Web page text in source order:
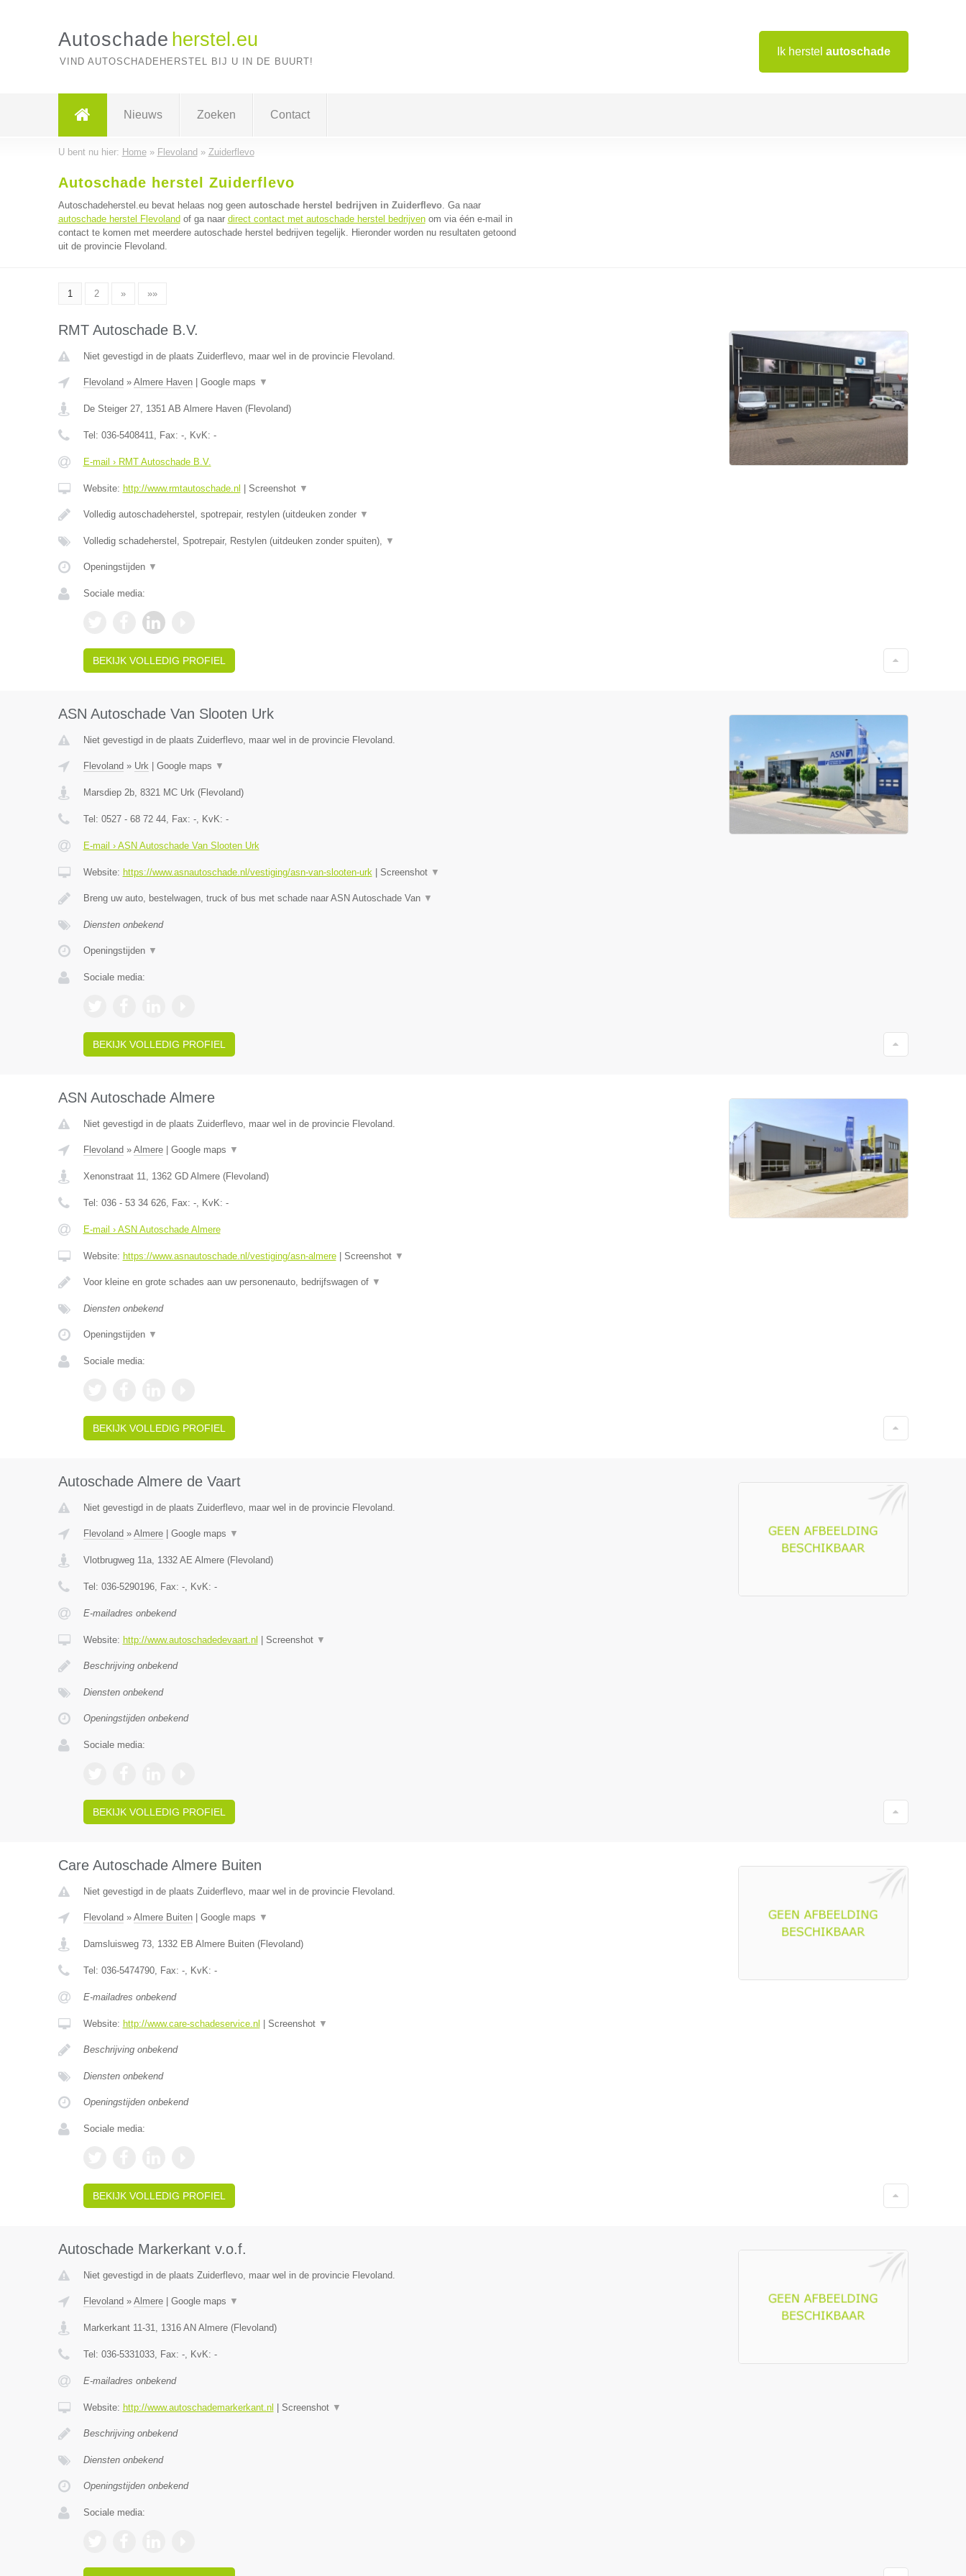
Ik herstel autoschade
Autoschade herstel.eu
VIND AUTOSCHADEHERSTEL BIJ U IN DE BUURT!
Nieuws Zoeken Contact
U bent nu hier: Home» Flevoland » Zuiderflevo
Autoschade herstel Zuiderflevo
Autoschadeherstel.eu bevat helaas nog geen autoschade herstel bedrijven in Zuiderflevo. Ga naar
autoschade herstel Flevoland of ga naar direct contact met autoschade herstel bedrijvenom via één e-mail in
contact te komen met meerdere autoschade herstel bedrijven tegelijk. Hieronder worden nu resultaten getoond
uit de provincie Flevoland.
1 2 » »»
RMT Autoschade B.V.
Niet gevestigd in de plaats Zuiderflevo, maar wel in de provincie Flevoland.
Flevoland » Almere Haven| Google maps ▼
De Steiger 27, 1351 AB Almere Haven(Flevoland)
Tel: 036-5408411, Fax: -, KvK: -
E-mail › RMT Autoschade B.V.
Website: http://www.rmtautoschade.nl Screenshot ▼
Volledig autoschadeherstel, spotrepair, restylen (uitdeuken zonder ▼
Volledig schadeherstel, Spotrepair, Restylen (uitdeuken zonder spuiten), ▼
Openingstijden ▼
Sociale media:
BEKIJK VOLLEDIG PROFIEL
ASN Autoschade Van Slooten Urk
Niet gevestigd in de plaats Zuiderflevo, maar wel in de provincie Flevoland.
Flevoland » Urk| Google maps ▼
Marsdiep 2b, 8321 MC Urk(Flevoland)
Tel: 0527 - 68 72 44, Fax: -, KvK: -
E-mail › ASN Autoschade Van Slooten Urk
Website: https://www.asnautoschade.nl/vestiging/asn-van-slooten-urk| Screenshot ▼
Breng uw auto, bestelwagen, truck of bus met schade naar ASN Autoschade Van ▼
Diensten onbekend
Openingstijden ▼
Sociale media:
BEKIJK VOLLEDIG PROFIEL
ASN Autoschade Almere
Niet gevestigd in de plaats Zuiderflevo, maar wel in de provincie Flevoland.
Flevoland » Almere| Google maps ▼
Xenonstraat 11, 1362 GD Almere(Flevoland)
Tel: 036 - 53 34 626, Fax: -, KvK: -
E-mail › ASN Autoschade Almere
Website: https://www.asnautoschade.nl/vestiging/asn-almere| Screenshot ▼
Voor kleine en grote schades aan uw personenauto, bedrijfswagen of ▼
Diensten onbekend
Openingstijden ▼
Sociale media:
BEKIJK VOLLEDIG PROFIEL
Autoschade Almere de Vaart
Niet gevestigd in de plaats Zuiderflevo, maar wel in de provincie Flevoland.
Flevoland » Almere| Google maps ▼
Vlotbrugweg 11a, 1332 AE Almere(Flevoland)
Tel: 036-5290196, Fax: -, KvK: -
E-mailadres onbekend
Website: http://www.autoschadedevaart.nl Screenshot ▼
Beschrijving onbekend
Diensten onbekend
Openingstijden onbekend
Sociale media:
BEKIJK VOLLEDIG PROFIEL
Care Autoschade Almere Buiten
Niet gevestigd in de plaats Zuiderflevo, maar wel in de provincie Flevoland.
Flevoland » Almere Buiten| Google maps ▼
Damsluisweg 73, 1332 EB Almere Buiten(Flevoland)
Tel: 036-5474790, Fax: -, KvK: -
E-mailadres onbekend
Website: http://www.care-schadeservice.nl Screenshot ▼
Beschrijving onbekend
Diensten onbekend
Openingstijden onbekend
Sociale media:
BEKIJK VOLLEDIG PROFIEL
Autoschade Markerkant v.o.f.
Niet gevestigd in de plaats Zuiderflevo, maar wel in de provincie Flevoland.
Flevoland » Almere| Google maps ▼
Markerkant 11-31, 1316 AN Almere(Flevoland)
Tel: 036-5331033, Fax: -, KvK: -
E-mailadres onbekend
Website: http://www.autoschademarkerkant.nl Screenshot ▼
Beschrijving onbekend
Diensten onbekend
Openingstijden onbekend
Sociale media: